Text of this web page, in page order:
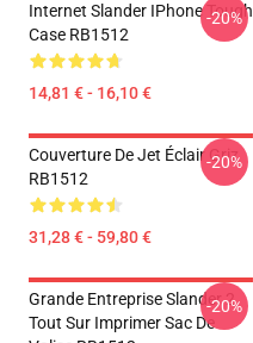
Internet Slander IPhone Tough
Case RB1512
14,81 € - 16,10 €
-20%
Couverture De Jet Éclair Griz
RB1512
31,28 € - 59,80 €
-20%
Grande Entreprise Slander 2
Tout Sur Imprimer Sac De
-20%